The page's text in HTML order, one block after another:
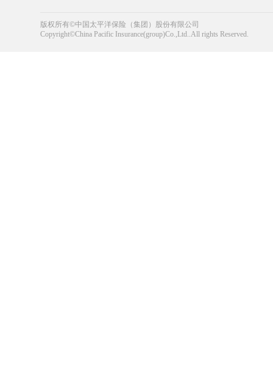
版权所有©中国太平洋保险（集团）股份有限公司
Copyright©China Pacific Insurance(group)Co.,Ltd..All rights Reserved.